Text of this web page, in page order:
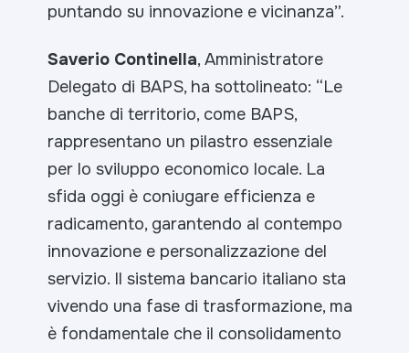
puntando su innovazione e vicinanza”.
Saverio Continella, Amministratore
Delegato di BAPS, ha sottolineato: “Le
banche di territorio, come BAPS,
rappresentano un pilastro essenziale
per lo sviluppo economico locale. La
sfida oggi è coniugare efficienza e
radicamento, garantendo al contempo
innovazione e personalizzazione del
servizio. Il sistema bancario italiano sta
vivendo una fase di trasformazione, ma
è fondamentale che il consolidamento